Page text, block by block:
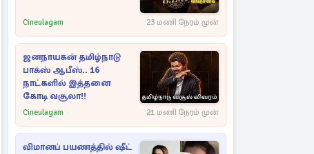
Cineulagam 23 மணி நேரம் முன்
ஜனநாயகன் தமிழ்நாடு
பாக்ஸ் ஆபீஸ்.. 16
நாட்களில் இத்தனை
கோடி வசூலா!!
Cineulagam 21 மணி நேரம் முன்
விமானப் பயணத்தில் ஷீட்